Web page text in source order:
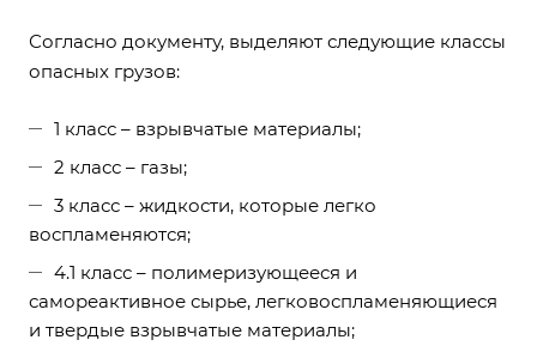
Согласно документу, выделяют следующие классы
опасных грузов:
1 класс – взрывчатые материалы;
2 класс – газы;
3 класс – жидкости, которые легко
воспламеняются;
4.1 класс – полимеризующееся и
самореактивное сырье, легковоспламеняющиеся
и твердые взрывчатые материалы;